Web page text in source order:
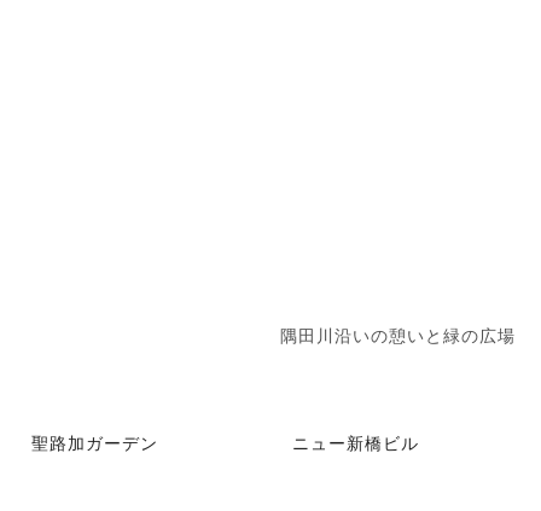
隅田川沿いの憩いと緑の広場
聖路加ガーデン ニュー新橋ビル